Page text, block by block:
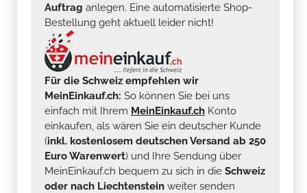
Auftrag anlegen. Eine automatisierte Shop-
Bestellung geht aktuell leider nicht!
Für die Schweiz empfehlen wir
MeinEinkauf.ch: So können Sie bei uns
einfach mit Ihrem MeinEinkauf.ch Konto
einkaufen, als wären Sie ein deutscher Kunde
(inkl. kostenlosem deutschen Versand ab 250
Euro Warenwert) und Ihre Sendung über
MeinEinkauf.ch bequem zu sich in die Schweiz
oder nach Liechtenstein weiter senden